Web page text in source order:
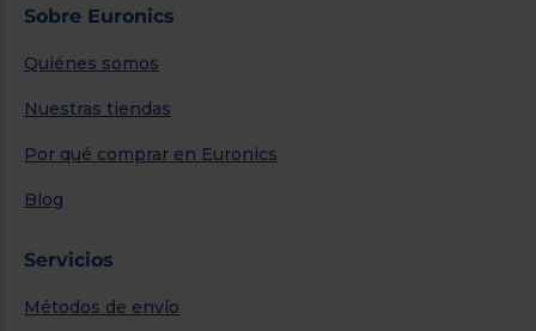
Sobre Euronics
Quiénes somos
Nuestras tiendas
Por qué comprar en Euronics
Blog
Servicios
Métodos de envío